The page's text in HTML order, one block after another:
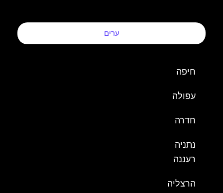
ערים
חיפה
עפולה
חדרה
נתניה
רעננה
הרצליה